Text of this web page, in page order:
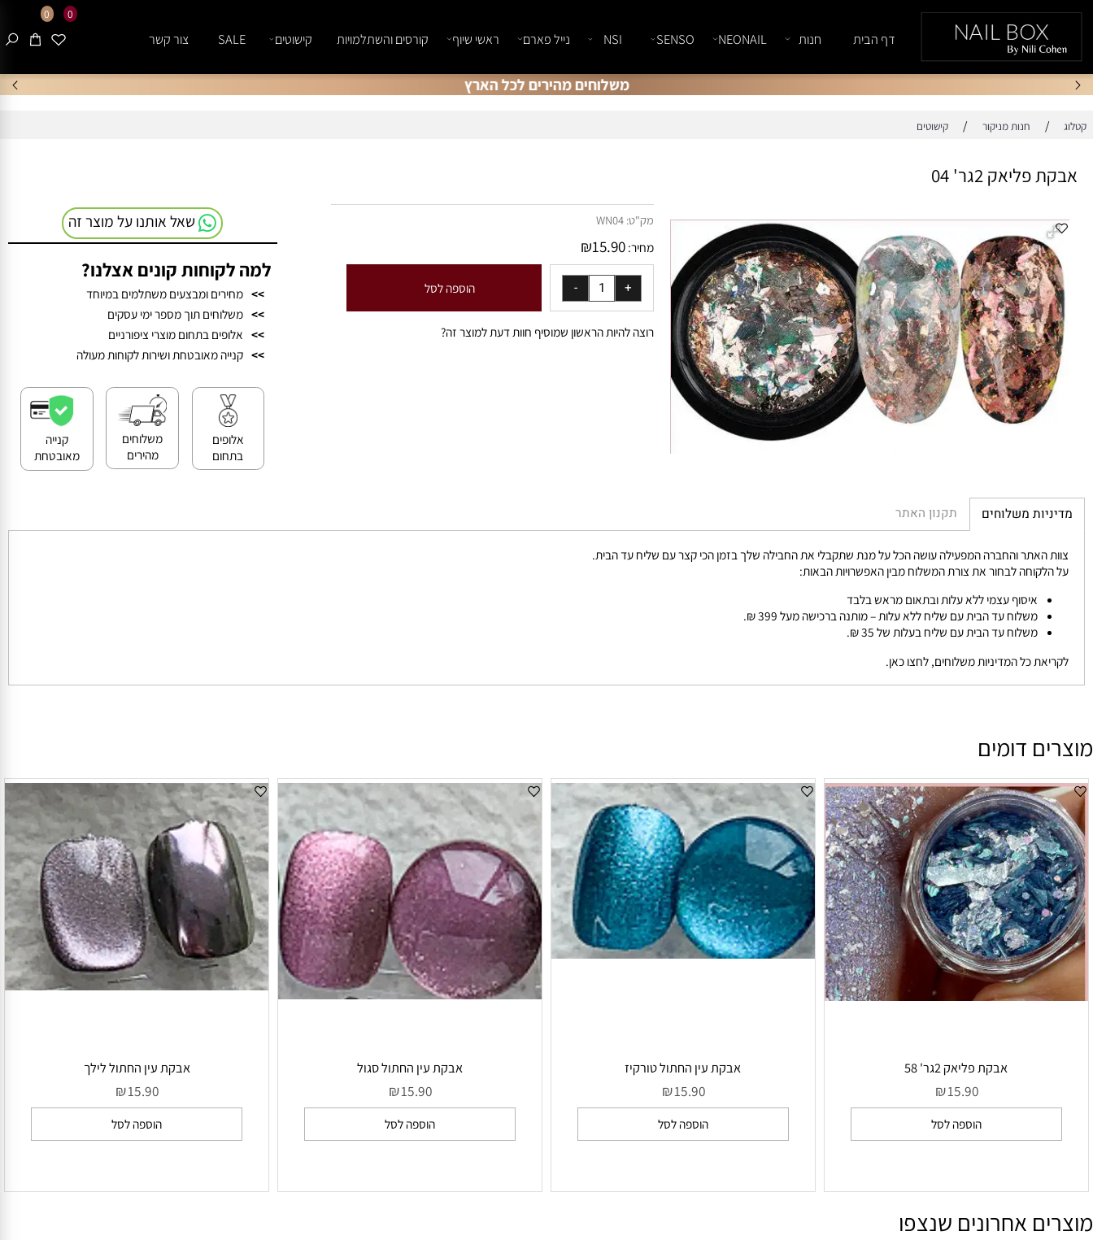
משלוחים מהירים לכל הארץ
0 0
דף הבית חנות NEONAIL
SENSO נייל פארם ראשי שיוף קורסים והשתלמויות קישוטים SALE צור קשר
חנות מניקור / קישוטים
2גר' 04
WN04
מחיר: ₪15.90
רוצה להיות הראשון שמוסיף חוות דעת למוצר זה?
שאל אותנו על מוצר זה
למה לקוחות קונים אצלנו?
מחירים ומבצעים משתלמים במיוחד
משלוחים תוך מספר ימי עסקים
>>
אלופים בתחום מוצרי ציפורניים
אלופים
בתחום
משלוחים
מהירים
קנייה
מאובטחת
תקנון האתר
האתר והחברה המפעילה עושה הכל על מנת שתקבלי את החבילה שלך בזמן הכי קצר עם שליח עד הבית.
לבחור את צורת המשלוח מבין האפשרויות הבאות:
איסוף עצמי ללא עלות ובתאום מראש בלבד
משלוח עד הבית עם שליח ללא עלות – מותנה ברכישה מעל 399 ₪.
משלוח עד הבית עם שליח בעלות של 35 ₪.
כל המדיניות משלוחים, לחצו כאן.
דומים
אבקת פליאק 2גר' 58
₪15.90
אבקת עין החתול טורקיז
₪15.90
אבקת עין החתול סגול
₪15.90
אבקת עין החתול לילך
₪15.90